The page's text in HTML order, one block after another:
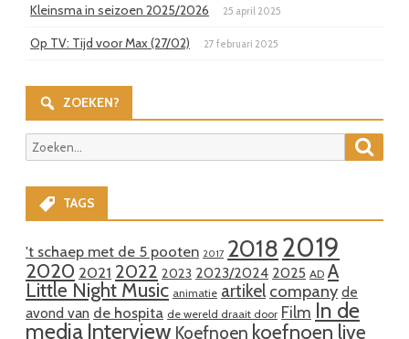
Kleinsma in seizoen 2025/2026
25 april 2025
Op TV: Tijd voor Max (27/02) 27 februari 2025
ZOEKEN?
Zoeken
naar:
TAGS
't schaep met de 5 pooten 2017 20182019
2020 2021 2022 2023 2023/2024 2025 AD A
Little Night Music animatie artikel company de
avond van de hospita de wereld draait door Film In de
media Interview Koefnoen koefnoen live